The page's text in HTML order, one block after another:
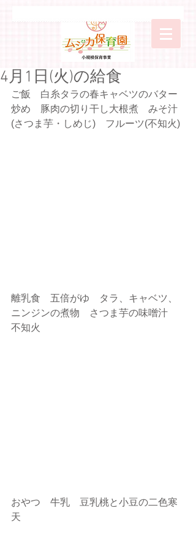
4月1日(火)の給食
ご飯　白糸タラの春キャベツのバター
炒め　豚肉の切り干し大根煮　みそ汁
(さつま芋・しめじ)　フルーツ(不知火)
離乳食　五倍がゆ　タラ、キャベツ、
ニンジンの煮物　さつま芋の味噌汁
不知火
おやつ　牛乳　豆乳桃と小豆の二色寒
天